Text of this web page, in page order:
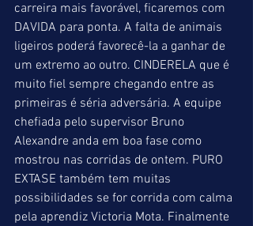
carreira mais favorável, ficaremos com
DAVIDA para ponta. A falta de animais
ligeiros poderá favorecê-la a ganhar de
um extremo ao outro. CINDERELA que é
muito fiel sempre chegando entre as
primeiras é séria adversária. A equipe
chefiada pelo supervisor Bruno
Alexandre anda em boa fase como
mostrou nas corridas de ontem. PURO
EXTASE também tem muitas
possibilidades se for corrida com calma
pela aprendiz Victoria Mota. Finalmente